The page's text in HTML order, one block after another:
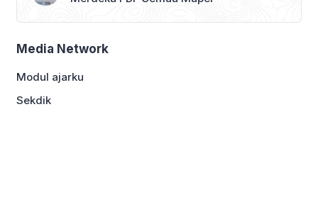
Media Network
Modul ajarku
Sekdik